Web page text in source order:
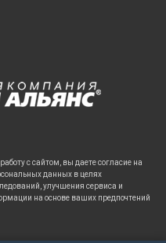
с сайтом, вы даете согласие на
данных в целях
улучшения сервиса и
на основе ваших предпочтений